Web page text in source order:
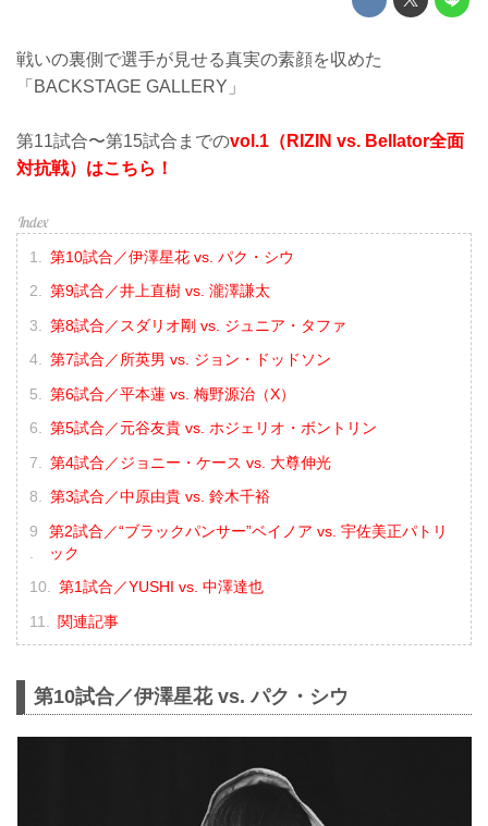
戦いの裏側で選手が見せる真実の素顔を収めた
「BACKSTAGE GALLERY」
第11試合〜第15試合までのvol.1（RIZIN vs. Bellator全面
対抗戦）はこちら！
第10試合／伊澤星花 vs. パク・シウ
第9試合／井上直樹 vs. 瀧澤謙太
第8試合／スダリオ剛 vs. ジュニア・タファ
第7試合／所英男 vs. ジョン・ドッドソン
第6試合／平本蓮 vs. 梅野源治（X）
第5試合／元谷友貴 vs. ホジェリオ・ボントリン
第4試合／ジョニー・ケース vs. 大尊伸光
第3試合／中原由貴 vs. 鈴木千裕
第2試合／“ブラックパンサー”ベイノア vs. 宇佐美正パトリ
ック
第1試合／YUSHI vs. 中澤達也
関連記事
第10試合／伊澤星花 vs. パク・シウ